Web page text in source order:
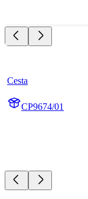
Cesta
CP9674/01